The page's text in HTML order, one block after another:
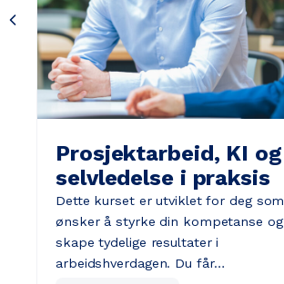
Prosjektarbeid, KI og
selvledelse i praksis
Dette kurset er utviklet for deg som
ønsker å styrke din kompetanse og
skape tydelige resultater i
arbeidshverdagen. Du får…